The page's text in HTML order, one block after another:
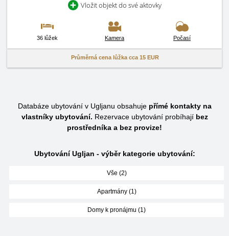
Vložit objekt do své aktovky
36 lůžek Kamera Počasí
Průměrná cena lůžka cca 15 EUR
Databáze ubytování v Ugljanu obsahuje přímé kontakty na
vlastníky ubytování. Rezervace ubytování probíhají bez
prostředníka a bez provize!
Ubytování Ugljan - výběr kategorie ubytování:
Vše (2)
Apartmány (1)
Domy k pronájmu (1)